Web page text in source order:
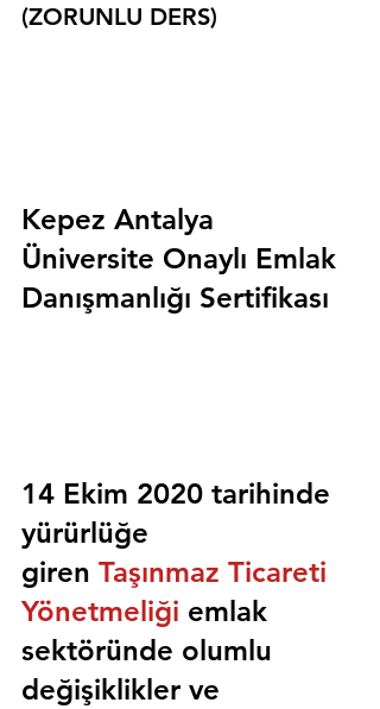
(ZORUNLU DERS)
Kepez Antalya
Üniversite Onaylı Emlak
Danışmanlığı Sertifikası
14 Ekim 2020 tarihinde
yürürlüğe
giren Taşınmaz Ticareti
Yönetmeliği emlak
sektöründe olumlu
değişiklikler ve